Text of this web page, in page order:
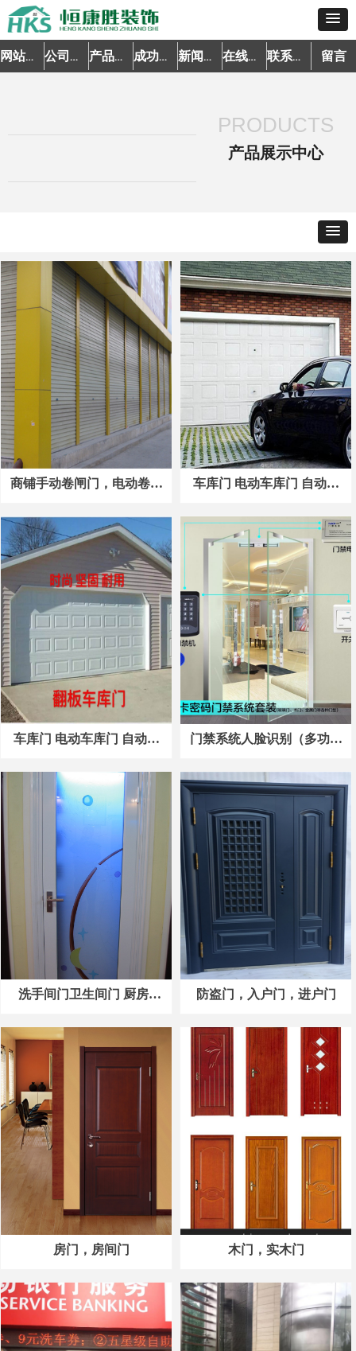
网站首页 公司简介 产品中心 成功案例 新闻资讯 在线预约 联系我们 留言
商铺手动卷闸门，电动卷闸
车库门 电动车库门 自动车
车库门 电动车库门 自动车
门禁系统人脸识别（多功能
洗手间门卫生间门 厨房格
防盗门，入户门，进户门
房门，房间门 木门，实木门
PRODUCTS
产品展示中心